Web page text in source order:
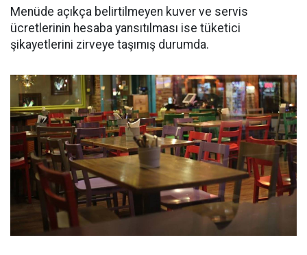
Menüde açıkça belirtilmeyen kuver ve servis
ücretlerinin hesaba yansıtılması ise tüketici
şikayetlerini zirveye taşımış durumda.